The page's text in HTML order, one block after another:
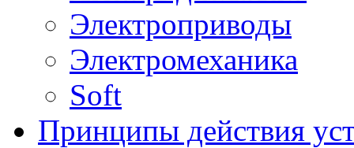
Электроприводы
Электромеханика
Soft
Принципы действия